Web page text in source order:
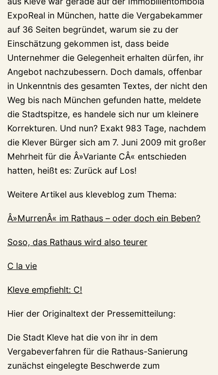
ExpoReal in München, hatte die Vergabekammer
auf 36 Seiten begründet, warum sie zu der
Einschätzung gekommen ist, dass beide
Unternehmer die Gelegenheit erhalten dürfen, ihr
Angebot nachzubessern. Doch damals, offenbar
in Unkenntnis des gesamten Textes, der nicht den
Weg bis nach München gefunden hatte, meldete
die Stadtspitze, es handele sich nur um kleinere
Korrekturen. Und nun? Exakt 983 Tage, nachdem
die Klever Bürger sich am 7. Juni 2009 mit großer
Mehrheit für die Â»Variante CÂ« entschieden
hatten, heißt es: Zurück auf Los!
Weitere Artikel aus kleveblog zum Thema:
Â»MurrenÂ« im Rathaus – oder doch ein Beben?
Soso, das Rathaus wird also teurer
C la vie
Kleve empfiehlt: C!
Hier der Originaltext der Pressemitteilung:
Die Stadt Kleve hat die von ihr in dem
Vergabeverfahren für die Rathaus-Sanierung
zunächst eingelegte Beschwerde zum